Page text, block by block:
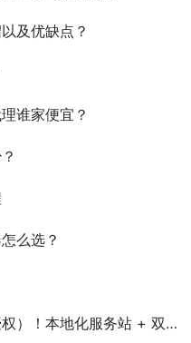
及优缺点？
谁家便宜？
么选？
服务站 + 双重售后，业务不中断